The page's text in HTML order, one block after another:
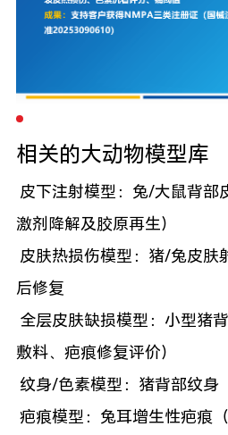
相关的大动物模型库
皮下注射模型：兔/大鼠背部
激剂降解及胶原再生）
皮肤热损伤模型：猪/兔皮肤
后修复
全层皮肤缺损模型：小型猪
敷料、疤痕修复评价）
纹身/色素模型：猪背部纹身
疤痕模型：兔耳增生性疤痕（